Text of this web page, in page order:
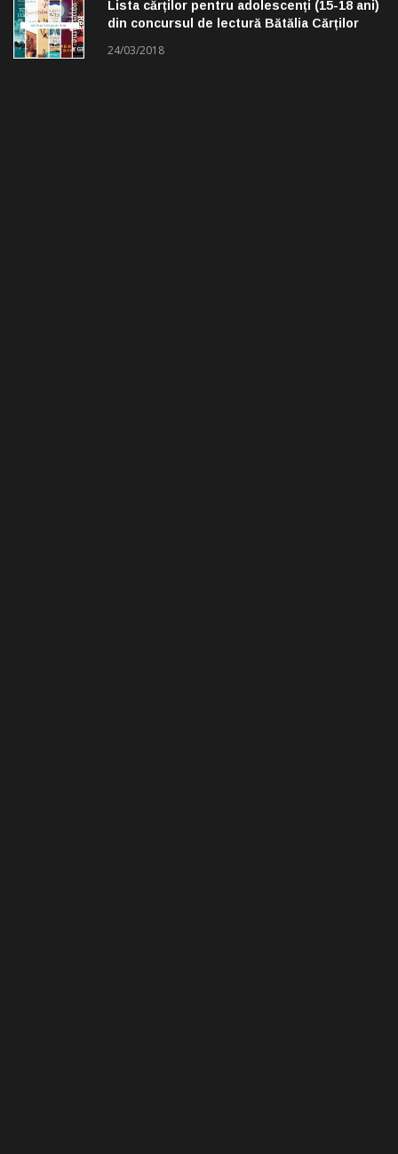
Lista cărților pentru adolescenți (15-18 ani)
din concursul de lectură Bătălia Cărților
24/03/2018